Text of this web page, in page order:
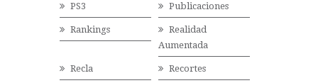
PS3 Publicaciones
Rankings
Realidad
Aumentada
Recla Recortes